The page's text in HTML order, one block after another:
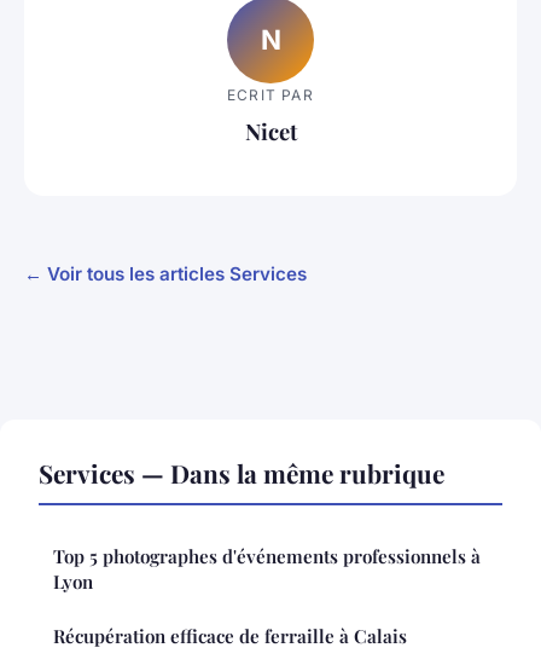
N
ECRIT PAR
Nicet
← Voir tous les articles Services
Services — Dans la même rubrique
Top 5 photographes d'événements professionnels à
Lyon
Récupération efficace de ferraille à Calais